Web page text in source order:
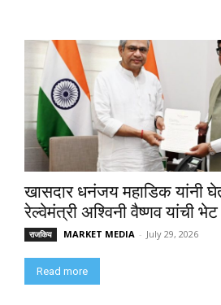
खासदार धनंजय महाडिक यांनी
रेल्वेमंत्री अश्विनी वैष्णव यांची भेट
राजकिय MARKET MEDIA - July 29, 2026
Read more